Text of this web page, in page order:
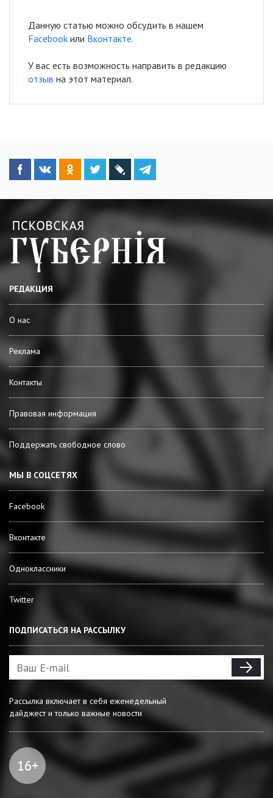
Данную статью можно обсудить в нашем
Facebook или Вконтакте.
У вас есть возможность направить в редакцию
отзыв на этот материал.
РЕДАКЦИЯ
О нас
Реклама
Контакты
Правовая информация
Поддержать свободное слово
МЫ В СОЦСЕТЯХ
Facebook
Вконтакте
Одноклассники
Twitter
ПОДПИСАТЬСЯ НА РАССЫЛКУ
Рассылка включает в себя еженедельный
дайджест и только важные новости